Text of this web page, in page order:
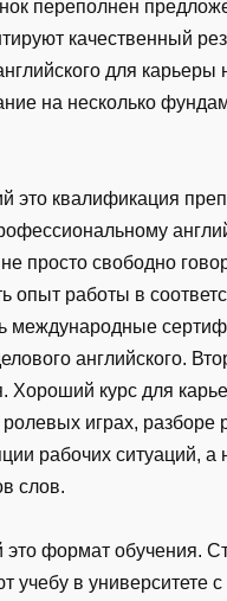
переполнен
качественный
для карьеры
на несколько
это квалификация
просто свободно
опыт работы в
международные
английского.
Хороший курс для
ролевых играх, разборе
рабочих ситуаций, а
слов.
это формат обучения.
учебу в университете с